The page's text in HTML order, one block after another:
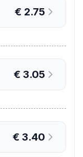
€ 2.75
€ 3.05
€ 3.40